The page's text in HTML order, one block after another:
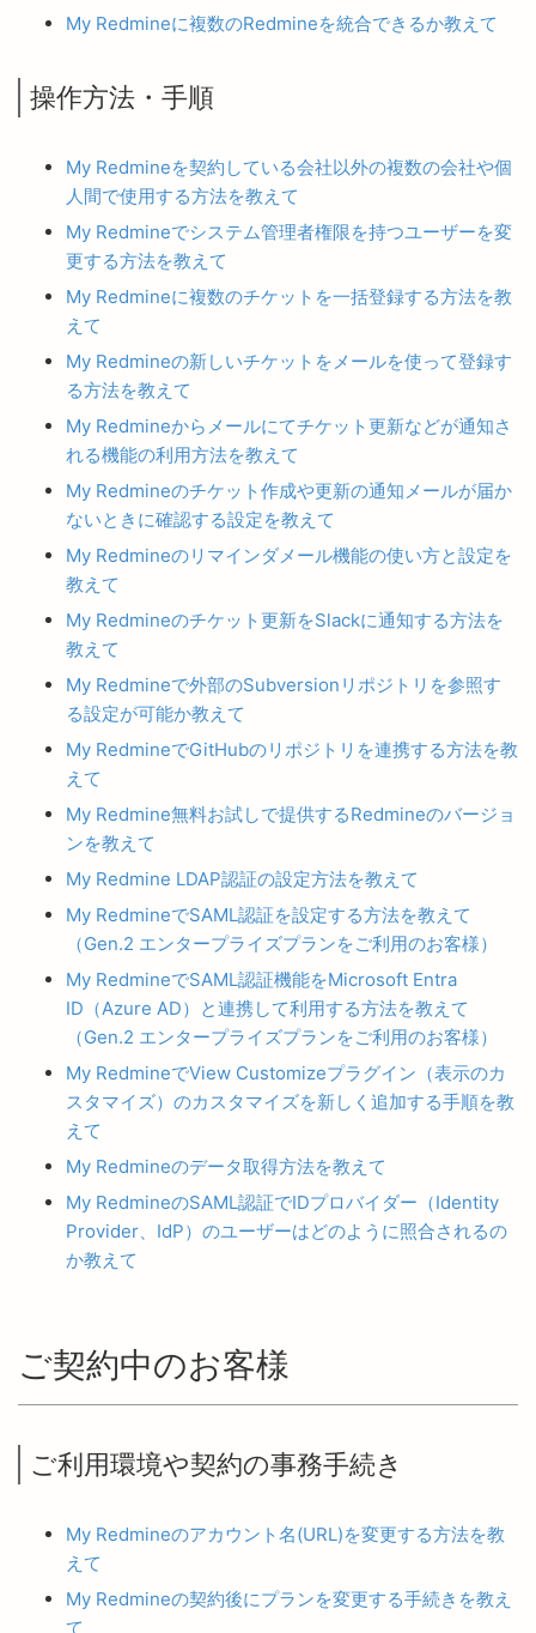
My Redmineに複数のRedmineを統合できるか教えて
操作方法・手順
My Redmineを契約している会社以外の複数の会社や個
人間で使用する方法を教えて
My Redmineでシステム管理者権限を持つユーザーを変
更する方法を教えて
My Redmineに複数のチケットを一括登録する方法を教
えて
My Redmineの新しいチケットをメールを使って登録す
る方法を教えて
My Redmineからメールにてチケット更新などが通知さ
れる機能の利用方法を教えて
My Redmineのチケット作成や更新の通知メールが届か
ないときに確認する設定を教えて
My Redmineのリマインダメール機能の使い方と設定を
教えて
My Redmineのチケット更新をSlackに通知する方法を
教えて
My Redmineで外部のSubversionリポジトリを参照す
る設定が可能か教えて
My RedmineでGitHubのリポジトリを連携する方法を教
えて
My Redmine無料お試しで提供するRedmineのバージョ
ンを教えて
My Redmine LDAP認証の設定方法を教えて
My RedmineでSAML認証を設定する方法を教えて
（Gen.2 エンタープライズプランをご利用のお客様）
My RedmineでSAML認証機能をMicrosoft Entra
ID（Azure AD）と連携して利用する方法を教えて
（Gen.2 エンタープライズプランをご利用のお客様）
My RedmineでView Customizeプラグイン（表示のカ
スタマイズ）のカスタマイズを新しく追加する手順を教
えて
My Redmineのデータ取得方法を教えて
My RedmineのSAML認証でIDプロバイダー（Identity
Provider、IdP）のユーザーはどのように照合されるの
か教えて
ご契約中のお客様
ご利用環境や契約の事務手続き
My Redmineのアカウント名(URL)を変更する方法を教
えて
My Redmineの契約後にプランを変更する手続きを教え
て